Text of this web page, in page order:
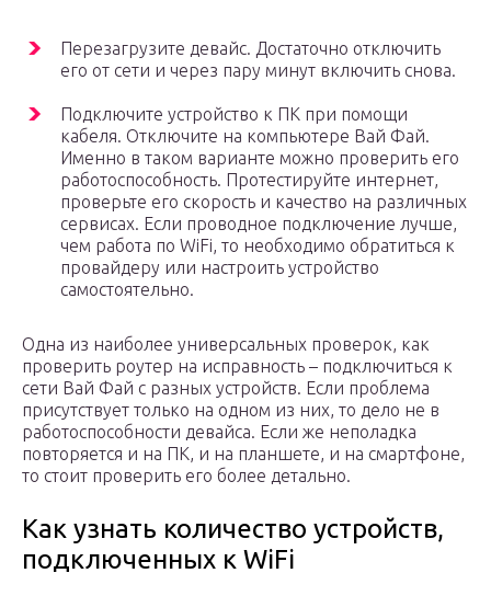
Перезагрузите девайс. Достаточно отключить
его от сети и через пару минут включить снова.
Подключите устройство к ПК при помощи
кабеля. Отключите на компьютере Вай Фай.
Именно в таком варианте можно проверить его
работоспособность. Протестируйте интернет,
проверьте его скорость и качество на различных
сервисах. Если проводное подключение лучше,
чем работа по WiFi, то необходимо обратиться к
провайдеру или настроить устройство
самостоятельно.
Одна из наиболее универсальных проверок, как
проверить роутер на исправность – подключиться к
сети Вай Фай с разных устройств. Если проблема
присутствует только на одном из них, то дело не в
работоспособности девайса. Если же неполадка
повторяется и на ПК, и на планшете, и на смартфоне,
то стоит проверить его более детально.
Как узнать количество устройств,
подключенных к WiFi